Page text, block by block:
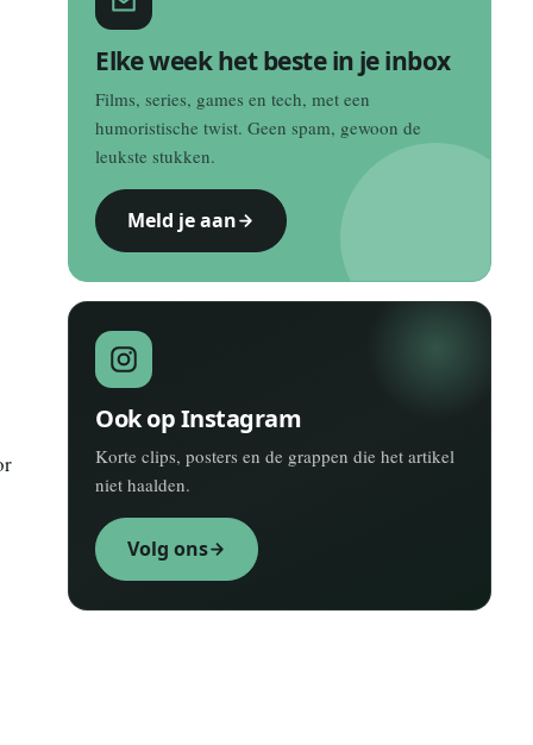
Elke week het beste in je inbox
Films, series, games en tech, met een
humoristische twist. Geen spam, gewoon de
leukste stukken.
Meld je aan
Ook op Instagram
Korte clips, posters en de grappen die het artikel
niet haalden.
Volg ons